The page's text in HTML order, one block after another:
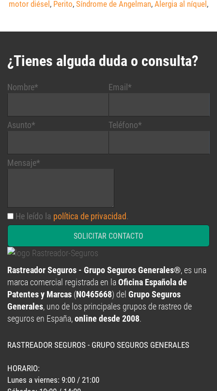
motor diésel , Perito, Síndrome de Angelman, Alergia al níquel ,
¿Tienes alguda duda o consulta?
Nombre*
Asunto*
Email*
Teléfono*
Mensaje*
He leído la política de privacidad.
SOLICITAR CONTACTO
Rastreador Seguros - Grupo Seguros Generales®, es una
marca comercial registrada en laOficina Española de
Patentes y Marcas (N0465668) del Grupo Seguros
Generales, uno de los principales grupos de rastreo de
seguros en España,online desde 2008.
RASTREADOR SEGUROS - GRUPO SEGUROS GENERALES
HORARIO:
Lunes a viernes: 9:00 / 21:00